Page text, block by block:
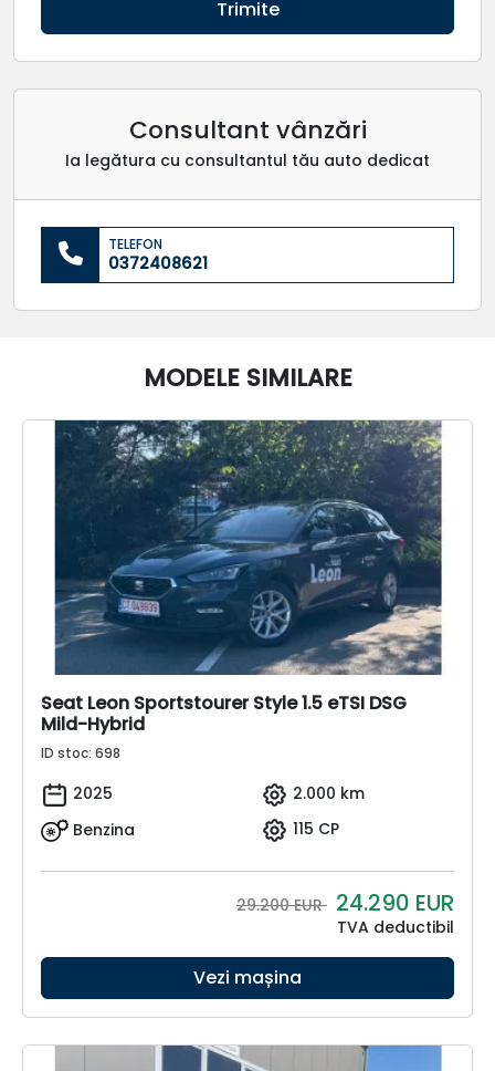
Trimite
Consultant vânzări
Ia legătura cu consultantul tău auto dedicat
TELEFON
0372408621
MODELE SIMILARE
Seat Leon Sportstourer Style 1.5 eTSI DSG
Mild-Hybrid
ID stoc: 698
2025
2.000 km
Benzina
115 CP
29.200 EUR 24.290 EUR
TVA deductibil
Vezi mașina